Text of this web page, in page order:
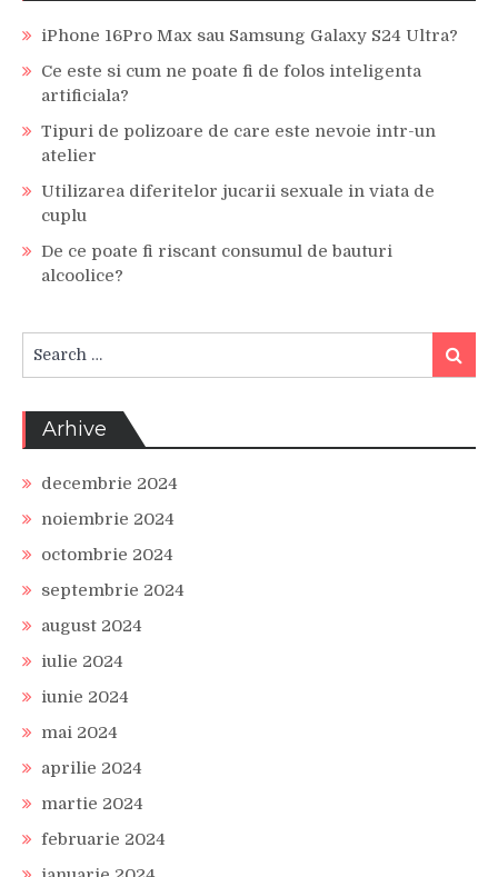
iPhone 16Pro Max sau Samsung Galaxy S24 Ultra?
Ce este si cum ne poate fi de folos inteligenta
artificiala?
Tipuri de polizoare de care este nevoie intr-un
atelier
Utilizarea diferitelor jucarii sexuale in viata de
cuplu
De ce poate fi riscant consumul de bauturi
alcoolice?
for:
Search
Arhive
decembrie 2024
noiembrie 2024
octombrie 2024
septembrie 2024
august 2024
iulie 2024
iunie 2024
mai 2024
aprilie 2024
martie 2024
februarie 2024